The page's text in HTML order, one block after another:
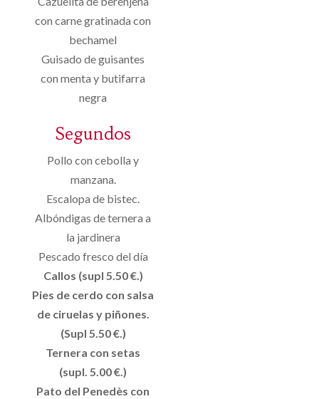
con carne gratinada con
bechamel
Guisado de guisantes
con menta y butifarra
negra
Segundos
Pollo con cebolla y
manzana.
Escalopa de bistec.
Albóndigas de ternera a
la jardinera
Pescado fresco del día
Callos (supl 5.50 €.)
Pies de cerdo con salsa
de ciruelas y piñones.
(Supl 5.50 €.)
Ternera con setas
(supl. 5.00 €.)
Pato del Penedès con